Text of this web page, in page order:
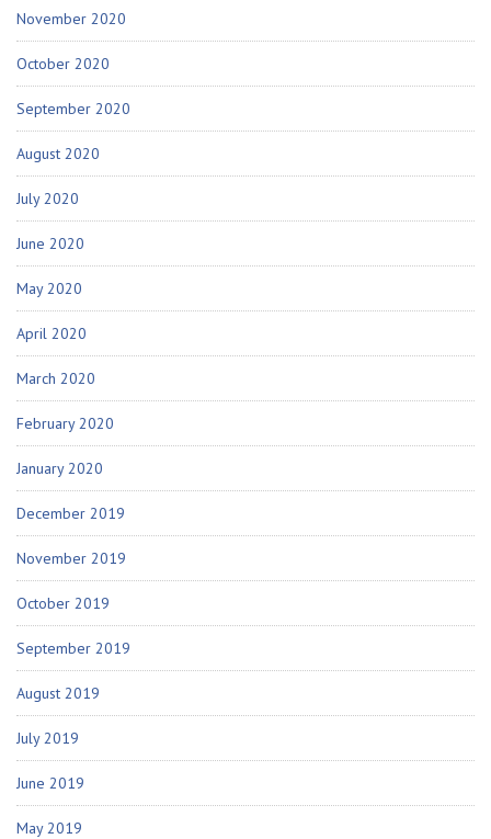
November 2020
October 2020
September 2020
August 2020
July 2020
June 2020
May 2020
April 2020
March 2020
February 2020
January 2020
December 2019
November 2019
October 2019
September 2019
August 2019
July 2019
June 2019
May 2019